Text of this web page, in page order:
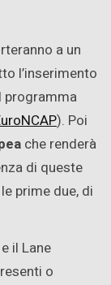
a un
l’inserimento
programma
). Poi
che renderà
di queste
prime due, di
il Lane
o